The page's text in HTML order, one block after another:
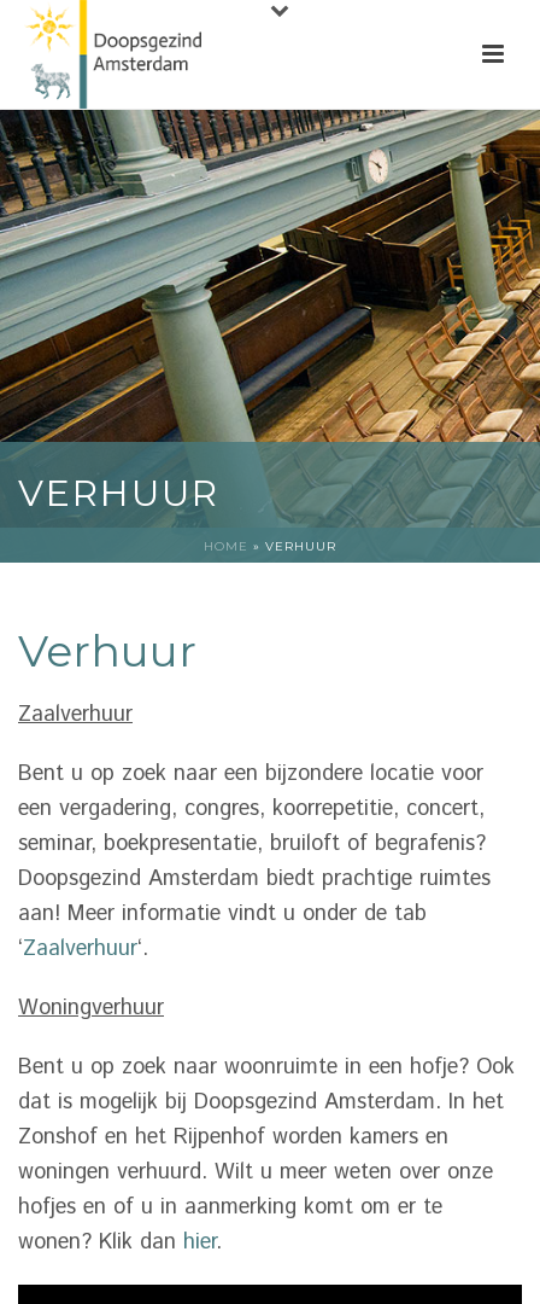
VERHUUR
HOME » VERHUUR
Verhuur
Zaalverhuur
Bent u op zoek naar een bijzondere locatie voor
een vergadering, congres, koorrepetitie, concert,
seminar, boekpresentatie, bruiloft of begrafenis?
Doopsgezind Amsterdam biedt prachtige ruimtes
aan! Meer informatie vindt u onder de tab
‘Zaalverhuur‘.
Woningverhuur
Bent u op zoek naar woonruimte in een hofje? Ook
dat is mogelijk bij Doopsgezind Amsterdam. In het
Zonshof en het Rijpenhof worden kamers en
woningen verhuurd. Wilt u meer weten over onze
hofjes en of u in aanmerking komt om er te
wonen? Klik dan hier.